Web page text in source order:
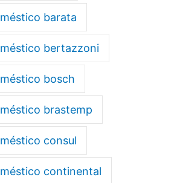
barata
bertazzoni
bosch
brastemp
consul
continental